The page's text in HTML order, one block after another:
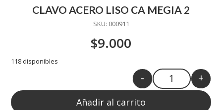
CLAVO ACERO LISO CA MEGIA 2
SKU: 000911
$9.000
118 disponibles
Quantity
- +
Añadir al carrito